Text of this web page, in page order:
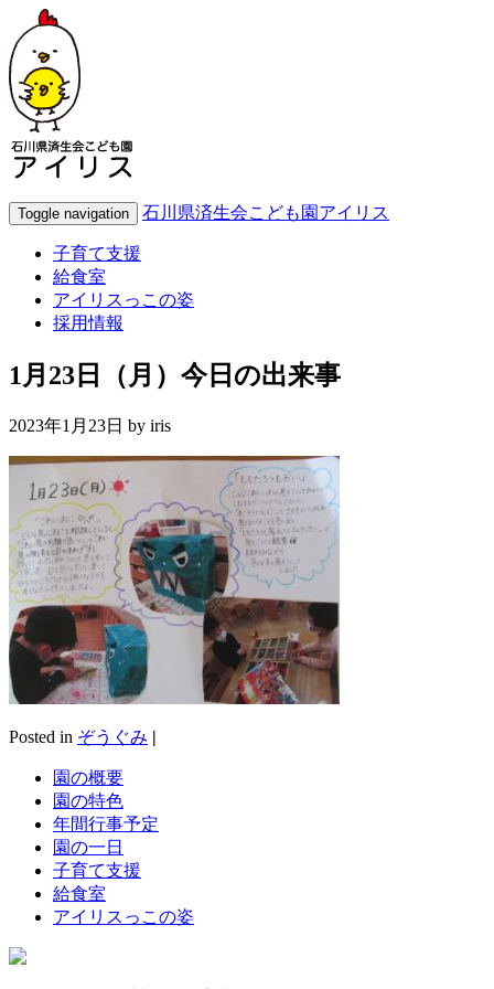
Toggle navigation 石川県済生会こども園アイリス
子育て支援
給食室
アイリスっこの姿
採用情報
1月23日（月）今日の出来事
2023年1月23日 by iris
Posted in ぞうぐみ |
園の概要
園の特色
年間行事予定
園の一日
子育て支援
給食室
アイリスっこの姿